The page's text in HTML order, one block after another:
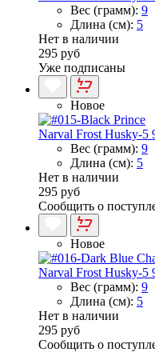
Вес (грамм): 9
Длина (см): 5
Нет в наличии
295 руб
Уже подписаны
Новое
Narval Frost Husky-5
Вес (грамм): 9
Длина (см): 5
Нет в наличии
295 руб
Сообщить о
Новое
Narval Frost Husky-5
Вес (грамм): 9
Длина (см): 5
Нет в наличии
295 руб
Сообщить о